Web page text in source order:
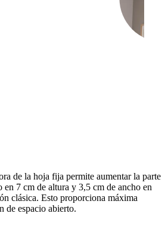
de la hoja fija permite aumentar la parte
7 cm de altura y 3,5 cm de ancho en
clásica. Esto proporciona máxima
de espacio abierto.